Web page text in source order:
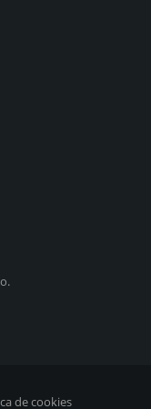
de cookies